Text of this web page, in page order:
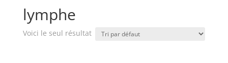
lymphe
Voici le seul résultat